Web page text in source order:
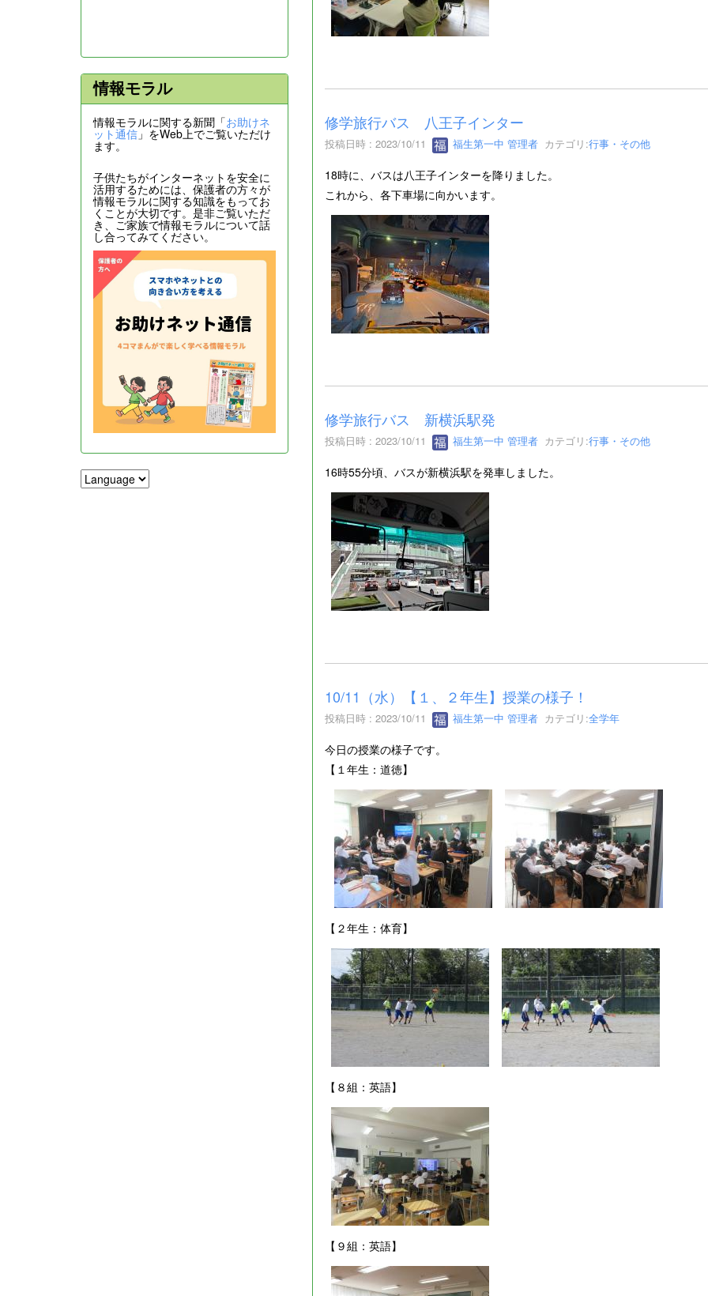
修学旅行バス 八王子インター
投稿日時 : 2023/10/11 福生第一中 管理者カテゴリ:行事・その他
18時に、バスは八王子インターを降りました。
これから、各下車場に向かいます。
修学旅行バス 新横浜駅発
投稿日時 : 2023/10/11 福生第一中 管理者カテゴリ:行事・その他
16時55分頃、バスが新横浜駅を発車しました。
10/11（水）【１、２年生】授業の様子！
投稿日時 : 2023/10/11 福生第一中 管理者カテゴリ:全学年
今日の授業の様子です。
【１年生：道徳】
【２年生：体育】
【８組：英語】
【９組：英語】
情報モラル
情報モラルに関する新聞「お助けネ
ット通信 」をWeb上でご覧いただけ
ます。
子供たちがインターネットを安全に
活用するためには、保護者の方々が
情報モラルに関する知識をもってお
くことが大切です。是非ご覧いただ
き、ご家族で情報モラルについて話
し合ってみてください。